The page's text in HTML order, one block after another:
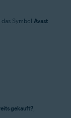
Symbol Avast
gekauft?,